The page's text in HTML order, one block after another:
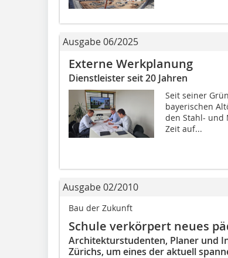
Ausgabe 06/2025
Externe Werkplanung
Dienstleister seit 20 Jahren
Seit seiner
bayerischen
den Stahl- und
Zeit auf...
Ausgabe 02/2010
Bau der Zukunft
Schule verkörpert neues
Architekturstudenten, Planer und
Zürichs, um eines der aktuell